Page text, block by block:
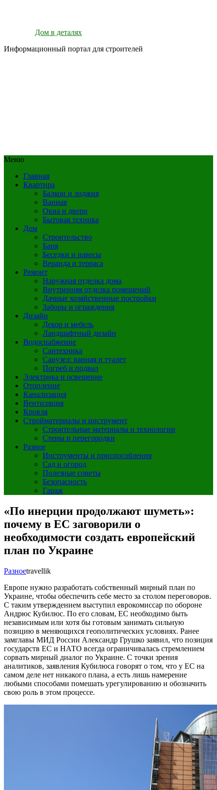
Дом в деталях
Информационный портал для строителей
Меню
Главная
Квартира
Балкон и лоджия
Ванная
Окна и двери
Бытовая техника
Дом
Строительство
Баня
Беседки и навесы
Веранда и терраса
Ремонт
Наружная отделка дома
Внутренняя отделка помещений
Дачные хозяйственные постройки
Заборы и ограждения
Дизайн
Декор и мебель
Ландшафтный дизайн
Водоснабжение
Сантехника
Санузел: ванная и туалет
Погреб и подвал
Электрика и освещение
Отопление
Канализация
Вентиляция
Кровля
Стройматериалы и инструмент
Строительные материалы и технологии
Стены и перегородки
Разное
Инструменты и приспособления
Сад и огород
Полезные советы
Безопасность
Гараж
«По инерции продолжают шуметь»:
почему в ЕС заговорили о
необходимости создать европейский
план по Украине
Разноеtravellik
Европе нужно разработать собственный мирный план по
Украине, чтобы обеспечить себе место за столом переговоров.
С таким утверждением выступил еврокомиссар по обороне
Андрюс Кубилюс. По его словам, ЕС необходимо быть
независимым или хотя бы готовым занимать сильную
позицию в меняющихся геополитических условиях. Ранее
замглавы МИД России Александр Грушко заявил, что позиция
государств ЕС и НАТО всегда ограничивалась стремлением
сорвать мирный диалог по Украине. С точки зрения
аналитиков, заявления Кубилюса говорят о том, что у ЕС на
самом деле нет никакого плана, а есть лишь намерение
любыми способами помешать урегулированию и обозначить
свою роль в этом процессе.